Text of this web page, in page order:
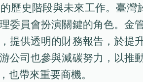
歷史階段與未來工作。臺
委員會扮演關鍵的角色。
提供透明的財務報告，於
公司也參與減碳努力，以
也帶來重要商機。